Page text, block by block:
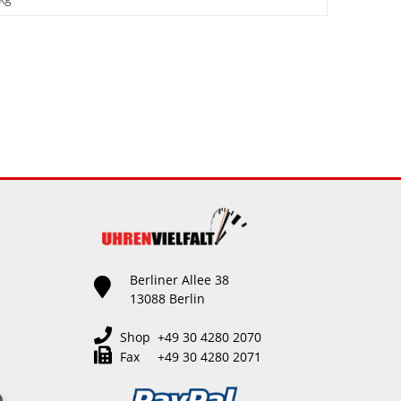
Berliner Allee 38
13088 Berlin
Shop +49 30 4280 2070
Fax +49 30 4280 2071